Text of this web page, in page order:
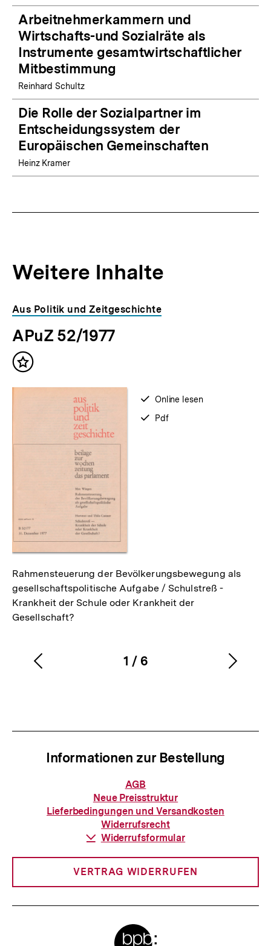
Arbeitnehmerkammern und
Wirtschafts-und Sozialräte als
Instrumente gesamtwirtschaftlicher
Mitbestimmung
Reinhard Schultz
Die Rolle der Sozialpartner im
Entscheidungssystem der
Europäischen Gemeinschaften
Heinz Kramer
Weitere Inhalte
Inhaltskarousell
für
weitere
Inhalte
Inhaltskarussell
überspringen
Aus Politik und Zeitgeschichte
APuZ 52/1977
Inhalt
verfügbar
Online lesen
verfügbar
Pdf
Rahmensteuerung der Bevölkerungsbewegung als
gesellschaftspolitische Aufgabe / Schulstreß -
Krankheit der Schule oder Krankheit der
Gesellschaft?
Karussellinhalt
1
von
/ 6
Vorherigen
Informationen zur Bestellung
Informationen
zur
Bestellung
AGB
Neue Preisstruktur
Lieferbedingungen und Versandkosten
Widerrufsrecht
Download-
Widerrufsformular
VERTRAG WIDERRUFEN